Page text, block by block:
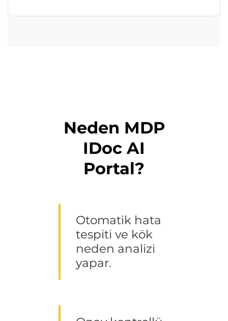
Neden MDP
IDoc AI
Portal?
Otomatik hata
tespiti ve kök
neden analizi
yapar.